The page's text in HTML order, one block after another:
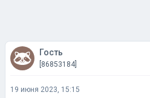
Гость
[86853184]
19 июня 2023, 15:15